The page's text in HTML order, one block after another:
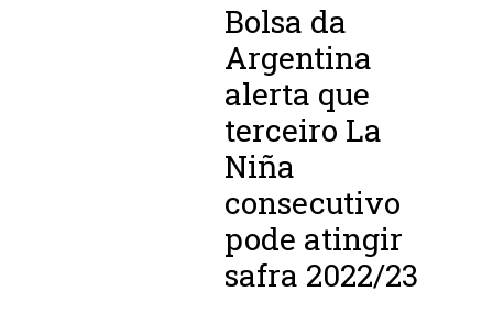
Bolsa da
Argentina
alerta que
terceiro La
Niña
consecutivo
pode atingir
safra 2022/23